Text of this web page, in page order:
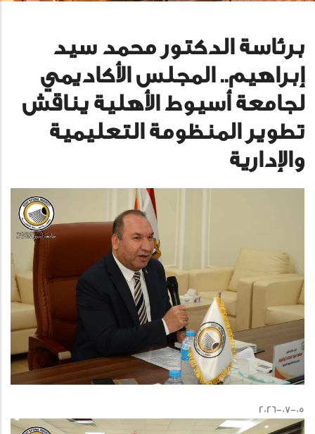
برئاسة الدكتور محمد سيد
إبراهيم.. المجلس الأكاديمي
لجامعة أسيوط الأهلية يناقش
تطوير المنظومة التعليمية
والإدارية
2026-07-05